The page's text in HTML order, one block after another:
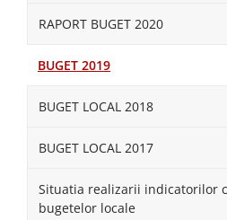
RAPORT BUGET 2020
BUGET 2019
BUGET LOCAL 2018
BUGET LOCAL 2017
Situatia realizarii indicatorilor
bugetelor locale